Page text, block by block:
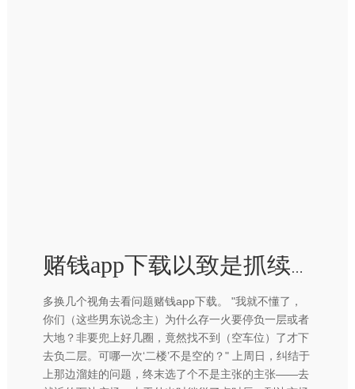
赌钱app下载以致是抓续盈利的报说念-赢钱的游戏软件·(中国)官方网站
多换几个视角去看问题赌钱app下载。 "我就不懂了，
你们（这些男东说念主）为什么存一火要停负一层或者
大地？非要兜上好几圈，竟然找不到（空车位）了才下
去负二层。可哪一次‘二楼’不是空的？" 上周日，纠结于
上那边溜娃的问题，终末选了个不是主张的主张——去